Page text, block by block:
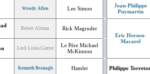
Woody Allen Lee Simon
Jean-Philippe
Puymartin
Robert Altman
Rick Magruder
Eric Herson-
Macarel
Lesli Linka Glatter
Le Père Michael
McKinnon
Kenneth Branagh Hamlet Philippe